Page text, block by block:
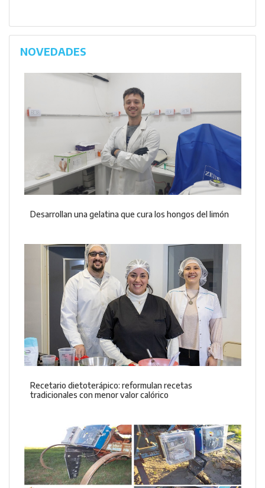
NOVEDADES
Desarrollan una gelatina que cura los hongos del limón
Recetario dietoterápico: reformulan recetas
tradicionales con menor valor calórico